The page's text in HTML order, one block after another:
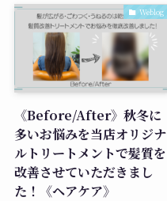
Weblog
《Before/After》秋冬に
多いお悩みを当店オリジナ
ルトリートメントで髪質を
改善させていただきまし
た！《ヘアケア》